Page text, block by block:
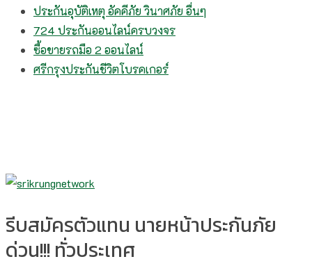
ประกันอุบัติเหตุ อัคคีภัย วินาศภัย อื่นๆ
724 ประกันออนไลน์ครบวงจร
ซื้อขายรถมือ 2 ออนไลน์
ศรีกรุงประกันชีวิตโบรคเกอร์
รีบสมัครตัวแทน นายหน้าประกันภัย
ด่วน!!! ทั่วประเทศ